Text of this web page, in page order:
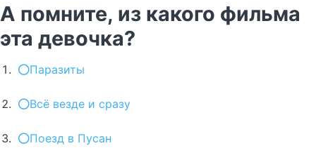
А помните, из какого фильма
эта девочка?
Паразиты
Всё везде и сразу
Поезд в Пусан